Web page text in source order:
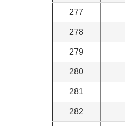
277
278
279
280
281
282